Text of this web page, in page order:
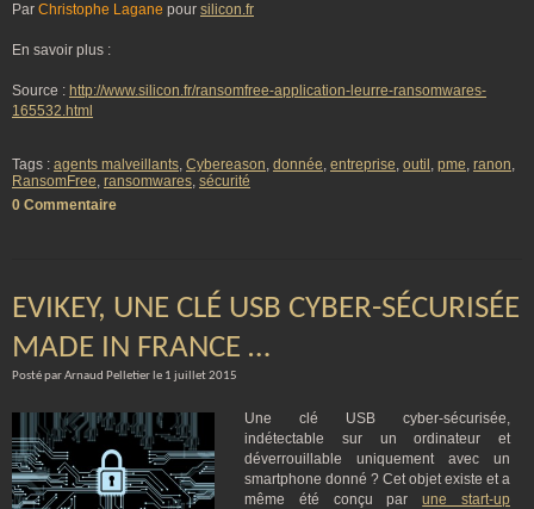
Par Christophe Lagane pour silicon.fr
En savoir plus :
Source : http://www.silicon.fr/ransomfree-application-leurre-ransomwares-
165532.html
Tags : agents malveillants, Cybereason, donnée, entreprise, outil , pme, ranon,
RansomFree, ransomwares, sécurité
0 Commentaire
EVIKEY, UNE CLÉ USB CYBER-SÉCURISÉE
MADE IN FRANCE …
Posté par Arnaud Pelletier le 1 juillet 2015
Une clé USB cyber-sécurisée,
indétectable sur un ordinateur et
déverrouillable uniquement avec un
smartphone donné ? Cet objet existe et a
même été conçu parune start-up